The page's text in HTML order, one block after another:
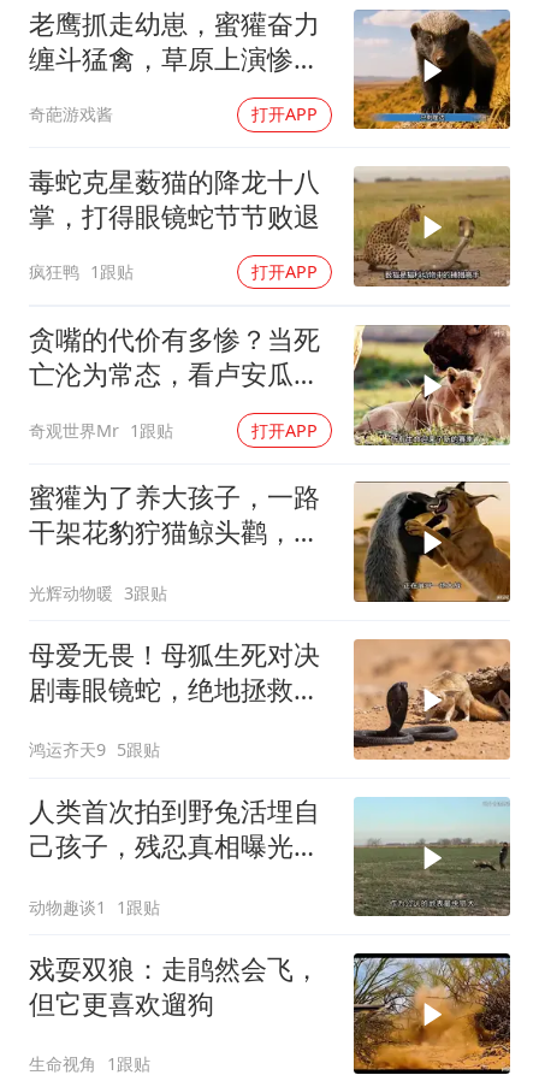
奋进开新局 实干挑大梁
老鹰抓走幼崽，蜜獾奋力
缠斗猛禽，草原上演惨烈
奇葩游戏酱 打开APP
毒蛇克星薮猫的降龙十八
掌，打得眼镜蛇节节败退
疯狂鸭 1跟贴 打开APP
贪嘴的代价有多惨？当死
亡沦为常态，看卢安瓜河
谷如何上演残酷的“饥饿游
戏”
奇观世界Mr 1跟贴 打开APP
蜜獾为了养大孩子，一路
干架花豹狞猫鲸头鹳，养
光辉动物暖 3跟贴
母爱无畏！母狐生死对决
剧毒眼镜蛇，绝地拯救幼
鸿运齐天9 5跟贴
人类首次拍到野兔活埋自
己孩子，残忍真相曝光后
动物趣谈1 1跟贴
戏耍双狼：走鹃然会飞，
但它更喜欢遛狗
生命视角 1跟贴